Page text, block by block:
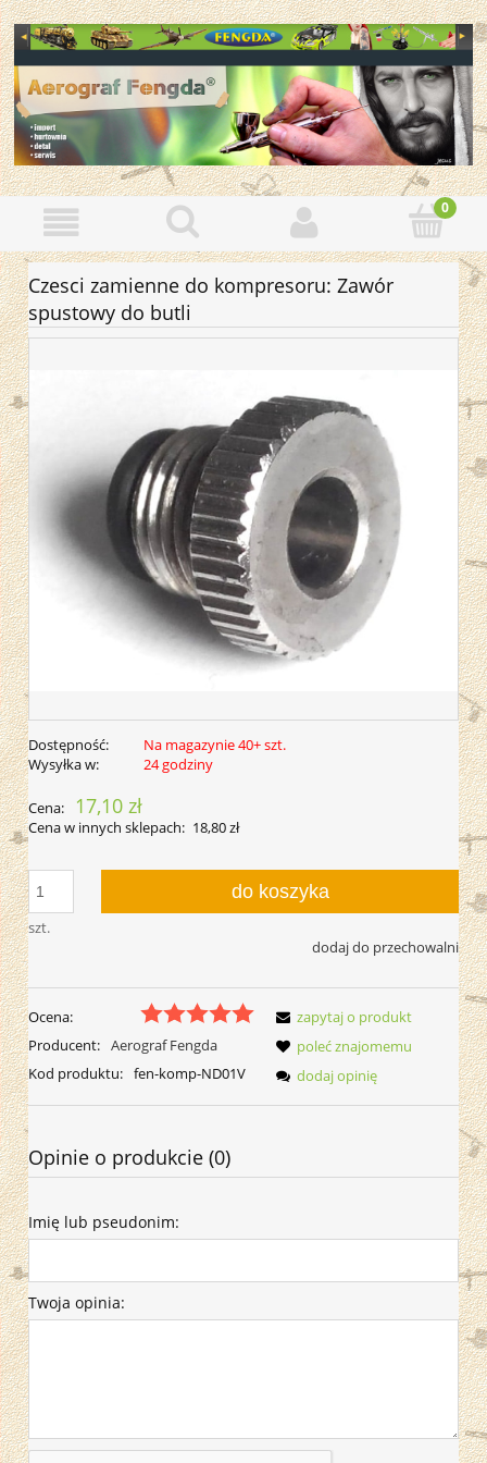
Czesci zamienne do kompresoru: Zawór
spustowy do butli
Dostępność:
Na magazynie 40+ szt.
Wysyłka w:
24 godziny
Cena: 17,10 zł
Cena w innych sklepach: 18,80 zł
szt.
do koszyka
dodaj do przechowalni
Ocena:
Producent: Aerograf Fengda
Kod produktu: fen-komp-ND01V
zapytaj o produkt
poleć znajomemu
dodaj opinię
Opinie o produkcie (0)
Imię lub pseudonim:
Twoja opinia: